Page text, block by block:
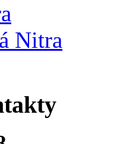
Nitra